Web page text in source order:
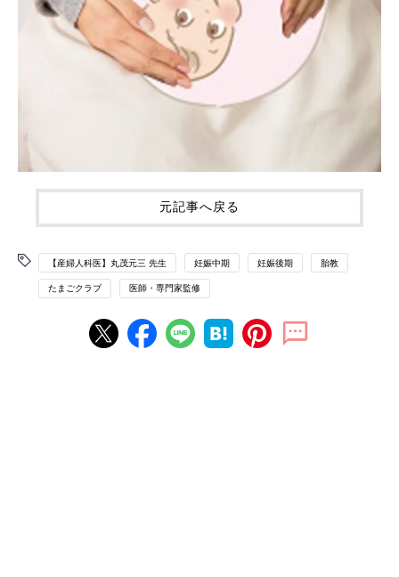
元記事へ戻る
【産婦人科医】丸茂元三 先生 妊娠中期 妊娠後期 胎教
たまごクラブ 医師・専門家監修